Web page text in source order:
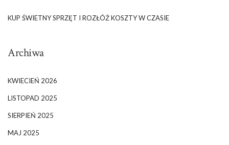
KUP ŚWIETNY SPRZĘT I ROZŁÓŻ KOSZTY W CZASIE
Archiwa
KWIECIEŃ 2026
LISTOPAD 2025
SIERPIEŃ 2025
MAJ 2025